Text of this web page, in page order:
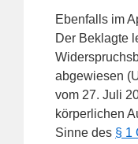
Ebenfalls im
Der Beklagte
abgewiesen
vom 27. Juli
körperlichen
Sinne des § 1